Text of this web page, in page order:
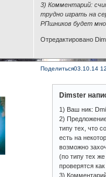
3) Комментарий:
трудно играть на
РПшников будет
Отредактировано
Поделиться03.10.14
Dimster
1) Ваш ник:
2)
типу тех, что
есть на
возможно
(по типу тех
проверятся
3)